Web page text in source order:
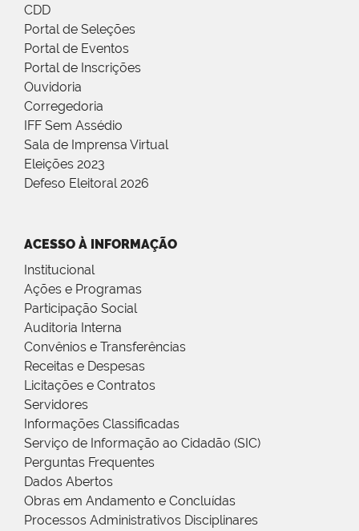
CDD
Portal de Seleções
Portal de Eventos
Portal de Inscrições
Ouvidoria
Corregedoria
IFF Sem Assédio
Sala de Imprensa Virtual
Eleições 2023
Defeso Eleitoral 2026
ACESSO À INFORMAÇÃO
Institucional
Ações e Programas
Participação Social
Auditoria Interna
Convênios e Transferências
Receitas e Despesas
Licitações e Contratos
Servidores
Informações Classificadas
Serviço de Informação ao Cidadão (SIC)
Perguntas Frequentes
Dados Abertos
Obras em Andamento e Concluídas
Processos Administrativos Disciplinares